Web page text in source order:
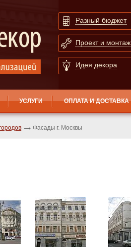
Разный бюджет
Проект и монтаж
Идея декора
УСЛУГИ ОПЛАТА И ДОСТАВКА
Фасады г. Москвы